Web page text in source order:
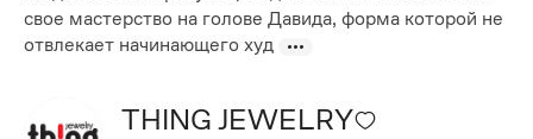
свое мастерство на голове Давида, форма которой не
отвлекает начинающего худ
THING JEWELRY